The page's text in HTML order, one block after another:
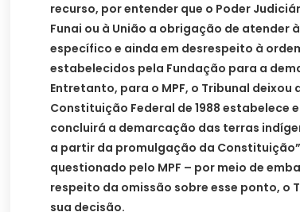
recurso, por entender que o Poder
Funai ou à União a obrigação de atender
específico e ainda em desrespeito à
estabelecidos pela Fundação para a
Entretanto, para o MPF, o Tribunal deixou
Constituição Federal de 1988 estabelece
concluirá a demarcação das terras
a partir da promulgação da
questionado pelo MPF – por meio de
respeito da omissão sobre esse ponto, o
sua decisão.